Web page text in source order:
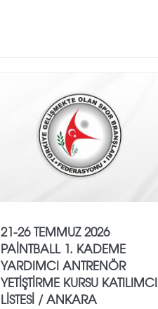
21-26 TEMMUZ 2026
PAİNTBALL 1. KADEME
YARDIMCI ANTRENÖR
YETİŞTİRME KURSU KATILIMCI
LİSTESİ / ANKARA